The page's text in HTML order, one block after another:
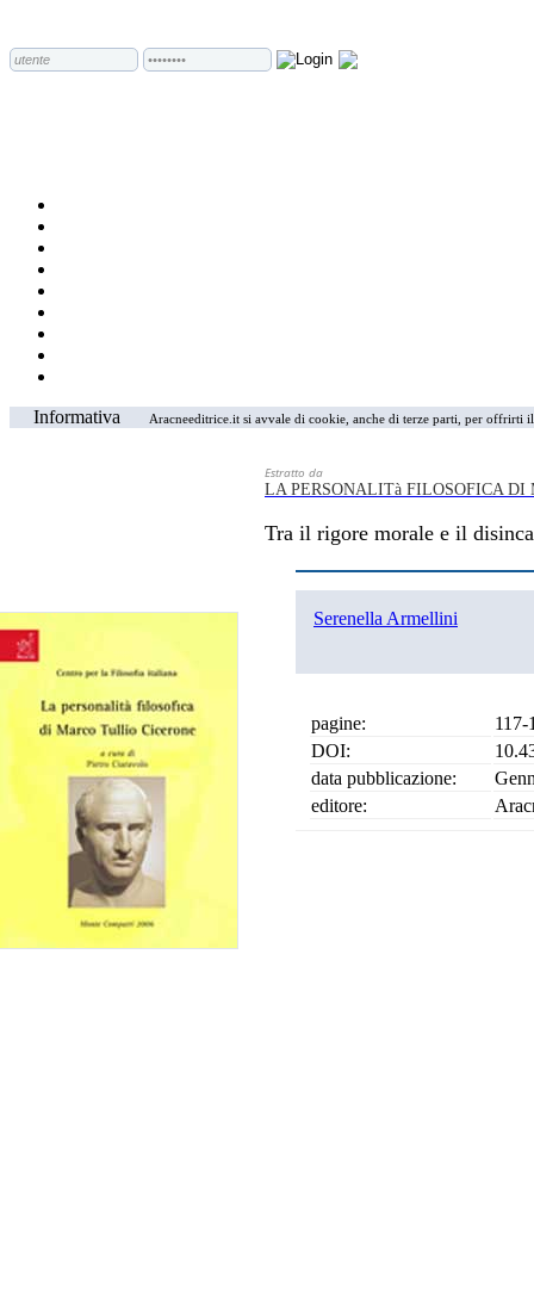
Informativa Aracneeditrice.it si avvale di cookie, anche di terze parti, per
Estratto da
LA PERSONALITà FILOSOFICA DI
Tra il rigore morale e il
Serenella Armellini
pagine:
117-
DOI:
data pubblicazione:
editore: